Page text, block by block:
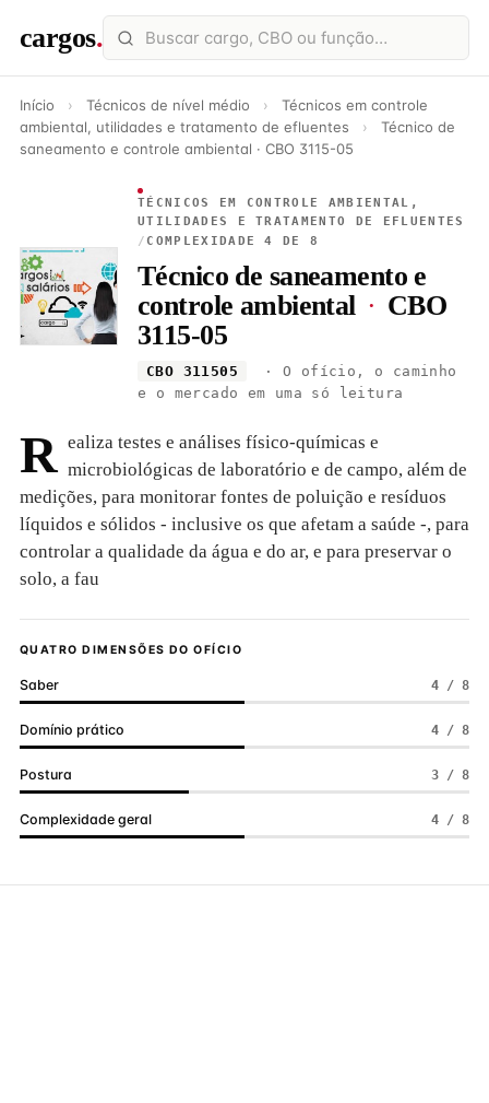
cargos.
Início › Técnicos de nível médio ›
Técnicos em controle
ambiental, utilidades e tratamento de efluentes
›
Técnico de
saneamento e controle ambiental · CBO 3115-05
TÉCNICOS EM CONTROLE AMBIENTAL,
UTILIDADES E TRATAMENTO DE EFLUENTES
/ COMPLEXIDADE 4 DE 8
Técnico de saneamento e
controle ambiental · CBO
3115-05
CBO 311505
· O ofício, o caminho
e o mercado em uma só leitura
R ealiza testes e análises físico-químicas e
microbiológicas de laboratório e de campo, além de
medições, para monitorar fontes de poluição e resíduos
líquidos e sólidos - inclusive os que afetam a saúde -, para
controlar a qualidade da água e do ar, e para preservar o
solo, a fau
QUATRO DIMENSÕES DO OFÍCIO
Saber 4 / 8
Domínio prático 4 / 8
Postura 3 / 8
Complexidade geral 4 / 8